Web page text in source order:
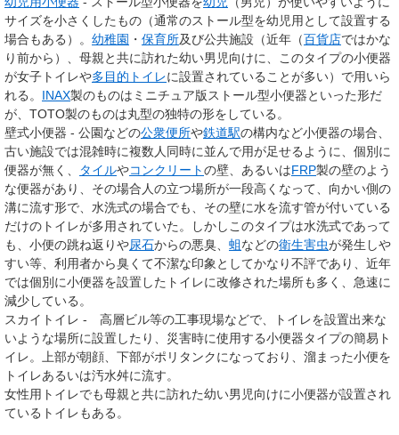
サイズを小さくしたもの（通常のストール型を幼児用として設置する
場合もある）。 幼稚園 ・ 保育所及び公共施設（近年（百貨店ではかな
り前から）、母親と共に訪れた幼い男児向けに、このタイプの小便器
が女子トイレや多目的トイレに設置されていることが多い）で用いら
れる。 INAX製のものはミニチュア版ストール型小便器といった形だ
が、TOTO製のものは丸型の独特の形をしている。
壁式小便器 - 公園などの公衆便所や鉄道駅の構内など小便器の場合、
古い施設では混雑時に複数人同時に並んで用が足せるように、個別に
便器が無く、
タイルやコンクリートの壁、あるいはFRP製の壁のよう
な便器があり、その場合人の立つ場所が一段高くなって、向かい側の
溝に流す形で、水洗式の場合でも、その壁に水を流す管が付いている
だけのトイレが多用されていた。しかしこのタイプは水洗式であって
も、小便の跳ね返りや尿石からの悪臭、 蛆などの衛生害虫が発生しや
すい等、利用者から臭くて不潔な印象としてかなり不評であり、近年
では個別に小便器を設置したトイレに改修された場所も多く、急速に
減少している。
スカイトイレ - 高層ビル等の工事現場などで、トイレを設置出来な
いような場所に設置したり、災害時に使用する小便器タイプの簡易ト
イレ。上部が朝顔、下部がポリタンクになっており、溜まった小便を
トイレあるいは汚水舛に流す。
女性用トイレでも母親と共に訪れた幼い男児向けに小便器が設置され
ているトイレもある。